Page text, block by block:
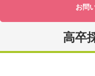
お問
高卒